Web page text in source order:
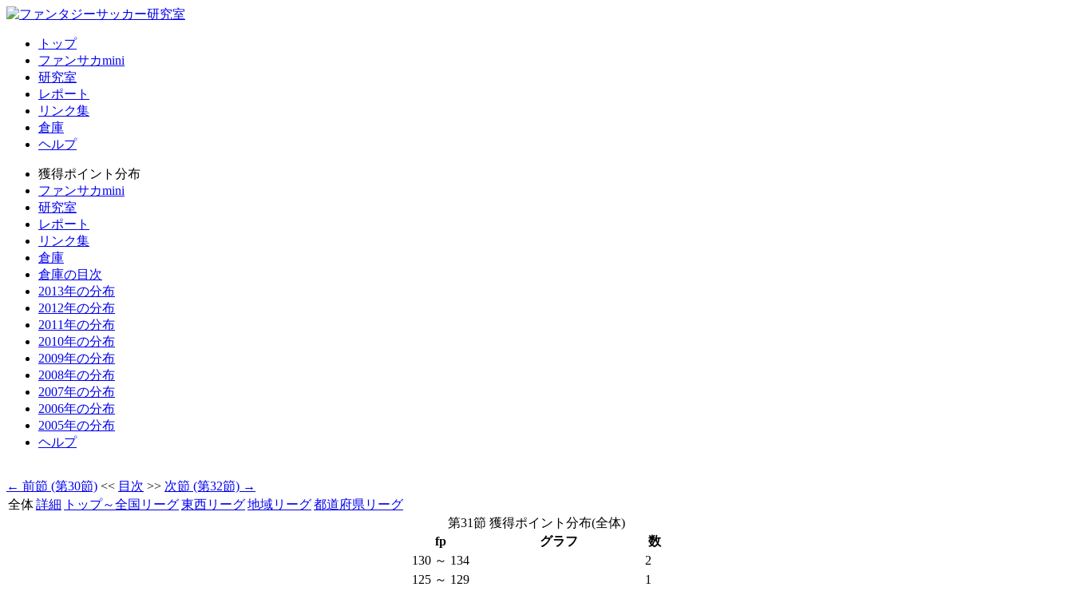
トップ
ファンサカmini
研究室
レポート
リンク集
倉庫
ヘルプ
獲得ポイント分布
ファンサカmini
研究室
レポート
リンク集
倉庫
倉庫の目次
2013年の分布
2012年の分布
2011年の分布
2010年の分布
2009年の分布
2008年の分布
2007年の分布
2006年の分布
2005年の分布
ヘルプ
← 前節 (第30節) << 目次 >> 次節 (第32節) →
全体詳細 トップ～全国リーグ東西リーグ地域リーグ都道府県リーグ
第31節 獲得ポイント分布(全体)
fp
グラフ
数
130 ～ 134
2
125 ～ 129
1